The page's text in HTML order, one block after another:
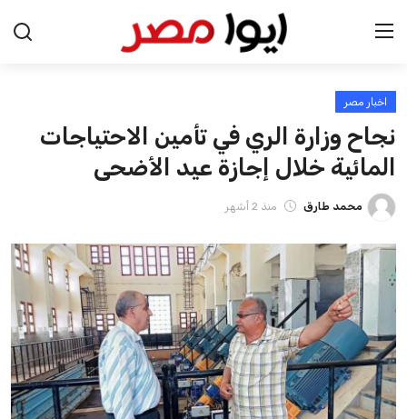
الرئيسية
اخبار مصر
عرب وعالم
اقتصاد
اخبار الرياضة
منوعات
فن وثقافة
اخبار مصر
نجاح وزارة الري في تأمين الاحتياجات
المائية خلال إجازة عيد الأضحى
محمد طارق منذ 2 أشهر